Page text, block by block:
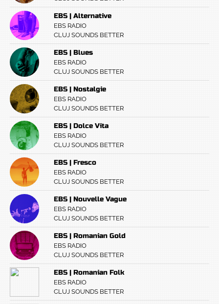
EBS | Alternative
EBS RADIO
CLUJ SOUNDS BETTER
EBS | Blues
EBS RADIO
CLUJ SOUNDS BETTER
EBS | Nostalgie
EBS RADIO
CLUJ SOUNDS BETTER
EBS | Dolce Vita
EBS RADIO
CLUJ SOUNDS BETTER
EBS | Fresco
EBS RADIO
CLUJ SOUNDS BETTER
EBS | Nouvelle Vague
EBS RADIO
CLUJ SOUNDS BETTER
EBS | Romanian Gold
EBS RADIO
CLUJ SOUNDS BETTER
EBS | Romanian Folk
EBS RADIO
CLUJ SOUNDS BETTER